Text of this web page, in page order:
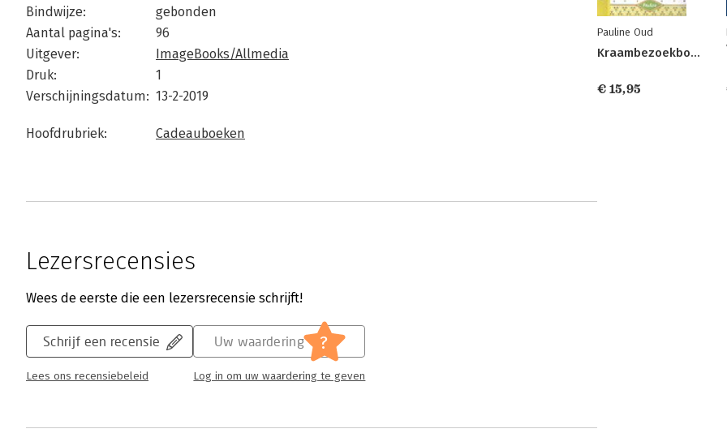
Bindwijze:
gebonden
Aantal pagina's:
96
Uitgever:
ImageBooks/Allmedia
Druk:
1
Verschijningsdatum: 13-2-2019
Hoofdrubriek: Cadeauboeken
Lezersrecensies
Wees de eerste die een lezersrecensie schrijft!
Schrijf een recensie
Lees ons recensiebeleid
Uw waardering ?
Log in om uw waardering te geven
Pauline Oud
Kraambezoekboek
€ 15,95